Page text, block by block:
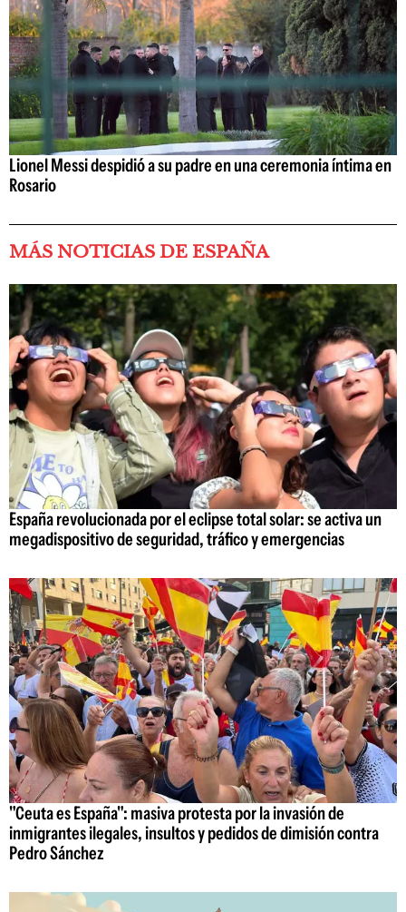
Lionel Messi despidió a su padre en una ceremonia íntima en
Rosario
MÁS NOTICIAS DE ESPAÑA
España revolucionada por el eclipse total solar: se activa un
megadispositivo de seguridad, tráfico y emergencias
"Ceuta es España": masiva protesta por la invasión de
inmigrantes ilegales, insultos y pedidos de dimisión contra
Pedro Sánchez